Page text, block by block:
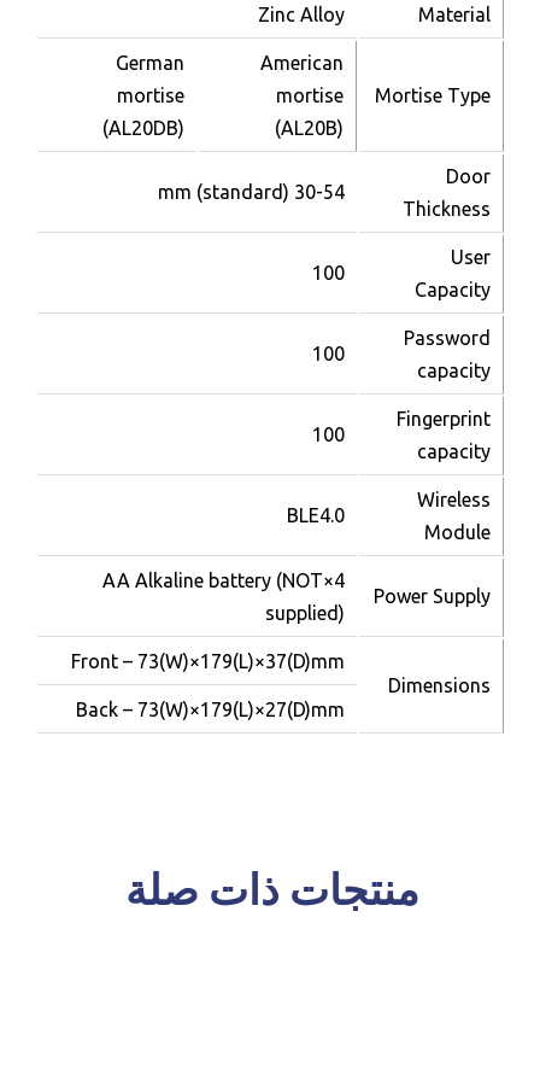
Material
Zinc Alloy
Mortise Type
American
mortise
(AL20B)
German
mortise
(AL20DB)
Door
Thickness
30-54 mm (standard)
User
Capacity
100
Password
capacity
100
Fingerprint
capacity
100
Wireless
Module
BLE4.0
Power Supply
4×AA Alkaline battery (NOT
supplied)
Dimensions
Front – 73(W)×179(L)×37(D)mm
Back – 73(W)×179(L)×27(D)mm
منتجات ذات صلة
للحجز و الاستعلام